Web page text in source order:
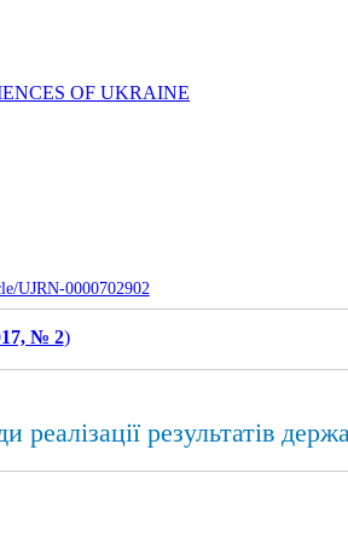
OF UKRAINE
UJRN-0000702902
№ 2)
реалізації результатів